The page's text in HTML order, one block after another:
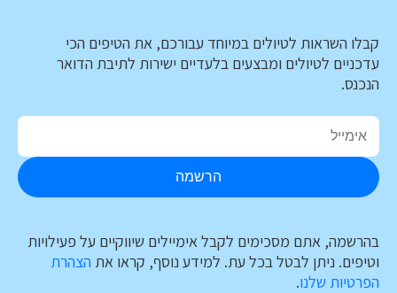
קבלו השראות לטיולים במיוחד עבורכם, את הטיפים הכי
עדכניים לטיולים ומבצעים בלעדיים ישירות לתיבת הדואר
הנכנס.
הרשמה
בהרשמה, אתם מסכימים לקבל אימיילים שיווקיים על פעילויות
וטיפים. ניתן לבטל בכל עת. למידע נוסף, קראו את הצהרת
הפרטיות שלנו.